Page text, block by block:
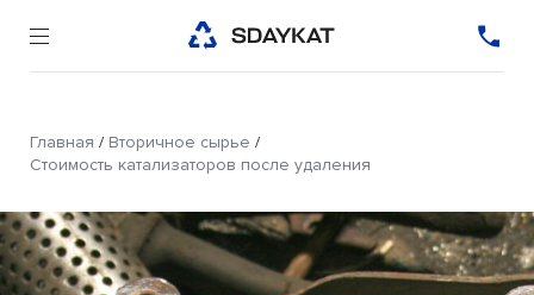
Главная / Вторичное сырье /
Стоимость катализаторов после удаления